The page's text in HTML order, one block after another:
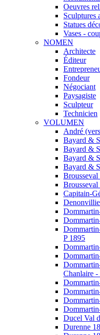
Oeuvres
Sculptures
Statues
Vases -
NOMEN
Architecte
Éditeur
Fondeur
Négociant
Paysagiste
Sculpteur
Technicien
VOLUMEN
André
Bayard &
Bayard &
Bayard &
Bayard &
Capitain-
P 1895
Chanlaire -
Ducel Val
Durenne